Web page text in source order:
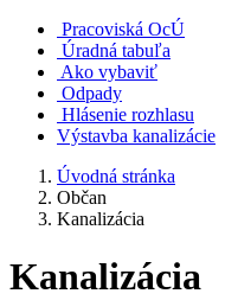
Pracoviská OcÚ
Úradná tabuľa
Ako vybaviť
Odpady
Hlásenie rozhlasu
Výstavba kanalizácie
Úvodná stránka
Občan
Kanalizácia
Kanalizácia